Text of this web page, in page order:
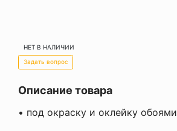
НЕТ В НАЛИЧИИ
Задать вопрос
Описание товара
• под окраску и оклейку обоями